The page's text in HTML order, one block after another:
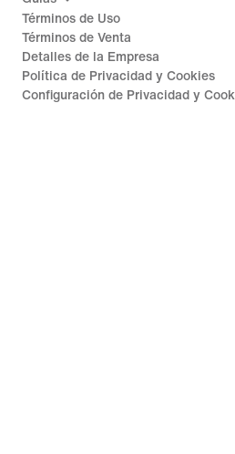
Términos de Uso
Términos de Venta
Detalles de la Empresa
Política de Privacidad y Cookies
Configuración de Privacidad y